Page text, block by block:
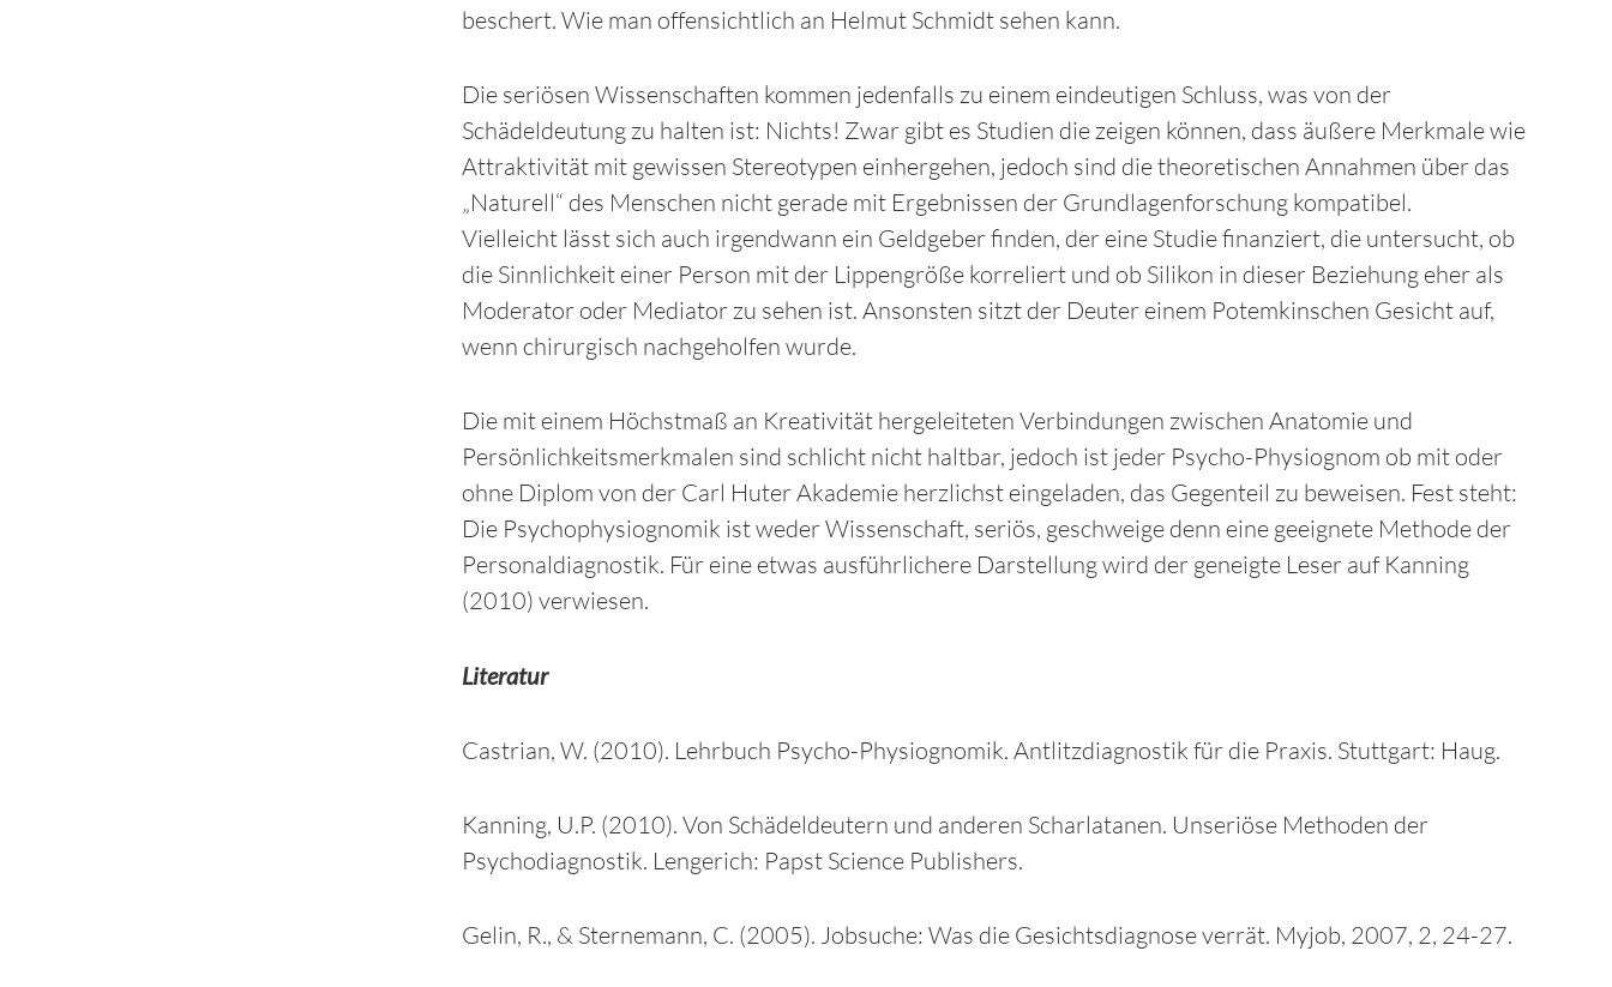
beschert. Wie man offensichtlich an Helmut Schmidt sehen kann.
Die seriösen Wissenschaften kommen jedenfalls zu einem eindeutigen Schluss, was von der
Schädeldeutung zu halten ist: Nichts! Zwar gibt es Studien die zeigen können, dass äußere Merkmale wie
Attraktivität mit gewissen Stereotypen einhergehen, jedoch sind die theoretischen Annahmen über das
„Naturell“ des Menschen nicht gerade mit Ergebnissen der Grundlagenforschung kompatibel.
Vielleicht lässt sich auch irgendwann ein Geldgeber finden, der eine Studie finanziert, die untersucht, ob
die Sinnlichkeit einer Person mit der Lippengröße korreliert und ob Silikon in dieser Beziehung eher als
Moderator oder Mediator zu sehen ist. Ansonsten sitzt der Deuter einem Potemkinschen Gesicht auf,
wenn chirurgisch nachgeholfen wurde.
Die mit einem Höchstmaß an Kreativität hergeleiteten Verbindungen zwischen Anatomie und
Persönlichkeitsmerkmalen sind schlicht nicht haltbar, jedoch ist jeder Psycho-Physiognom ob mit oder
ohne Diplom von der Carl Huter Akademie herzlichst eingeladen, das Gegenteil zu beweisen. Fest steht:
Die Psychophysiognomik ist weder Wissenschaft, seriös, geschweige denn eine geeignete Methode der
Personaldiagnostik. Für eine etwas ausführlichere Darstellung wird der geneigte Leser auf Kanning
(2010) verwiesen.
Literatur
Castrian, W. (2010). Lehrbuch Psycho-Physiognomik. Antlitzdiagnostik für die Praxis. Stuttgart: Haug.
Kanning, U.P. (2010). Von Schädeldeutern und anderen Scharlatanen. Unseriöse Methoden der
Psychodiagnostik. Lengerich: Papst Science Publishers.
Gelin, R., & Sternemann, C. (2005). Jobsuche: Was die Gesichtsdiagnose verrät. Myjob, 2007, 2, 24-27.